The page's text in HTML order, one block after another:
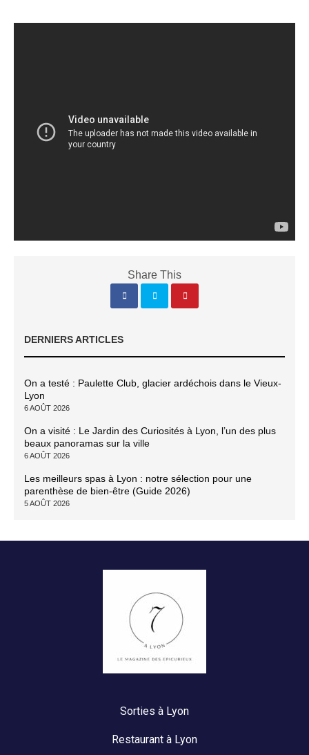
Share This
DERNIERS ARTICLES
On a testé : Paulette Club, glacier ardéchois dans le Vieux-
Lyon
6 AOÛT 2026
On a visité : Le Jardin des Curiosités à Lyon, l’un des plus
beaux panoramas sur la ville
6 AOÛT 2026
Les meilleurs spas à Lyon : notre sélection pour une
parenthèse de bien-être (Guide 2026)
5 AOÛT 2026
Sorties à Lyon
Restaurant à Lyon